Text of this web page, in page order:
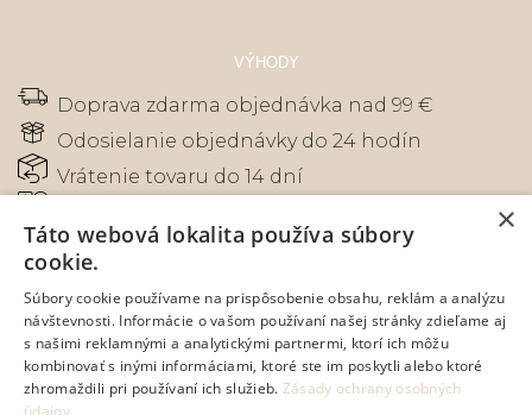
VÝHODY
Doprava zdarma objednávka nad 99 €
Odosielanie objednávky do 24 hodín
Vrátenie tovaru do 14 dní
zákazníkov
Bezpečná online platba kartou, prevodom
alebo na dobierku
×
Táto webová lokalita používa súbory
cookie.
Súbory cookie používame na prispôsobenie obsahu, reklám a analýzu
návštevnosti. Informácie o vašom používaní našej stránky zdieľame aj
s našimi reklamnými a analytickými partnermi, ktorí ich môžu
kombinovať s inými informáciami, ktoré ste im poskytli alebo ktoré
zhromaždili pri používaní ich služieb. Zásady ochrany osobných
údajov